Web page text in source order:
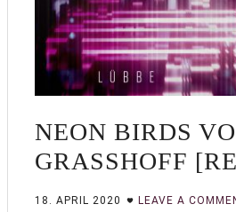
NEON BIRDS
GRASSHOFF
18. APRIL 2020 LEAVE A